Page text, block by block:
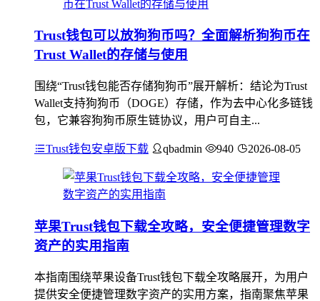
Trust钱包可以放狗狗币吗？全面解析狗狗币在
Trust Wallet的存储与使用
围绕“Trust钱包能否存储狗狗币”展开解析：结论为Trust
Wallet支持狗狗币（DOGE）存储，作为去中心化多链钱
包，它兼容狗狗币原生链协议，用户可自主...
Trust钱包安卓版下载 qbadmin 940 2026-08-05
苹果Trust钱包下载全攻略，安全便捷管理数字
资产的实用指南
本指南围绕苹果设备Trust钱包下载全攻略展开，为用户
提供安全便捷管理数字资产的实用方案，指南聚焦苹果